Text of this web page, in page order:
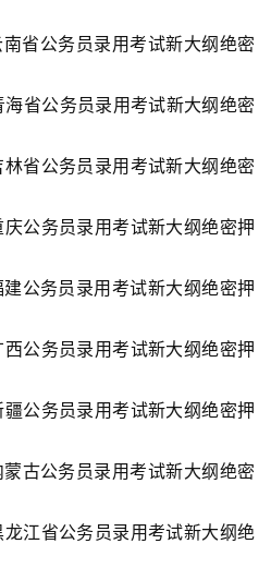
省公务员录用考试新大纲绝密
省公务员录用考试新大纲绝密
省公务员录用考试新大纲绝密
公务员录用考试新大纲绝密押
公务员录用考试新大纲绝密押
公务员录用考试新大纲绝密押
公务员录用考试新大纲绝密押
古公务员录用考试新大纲绝密
江省公务员录用考试新大纲绝